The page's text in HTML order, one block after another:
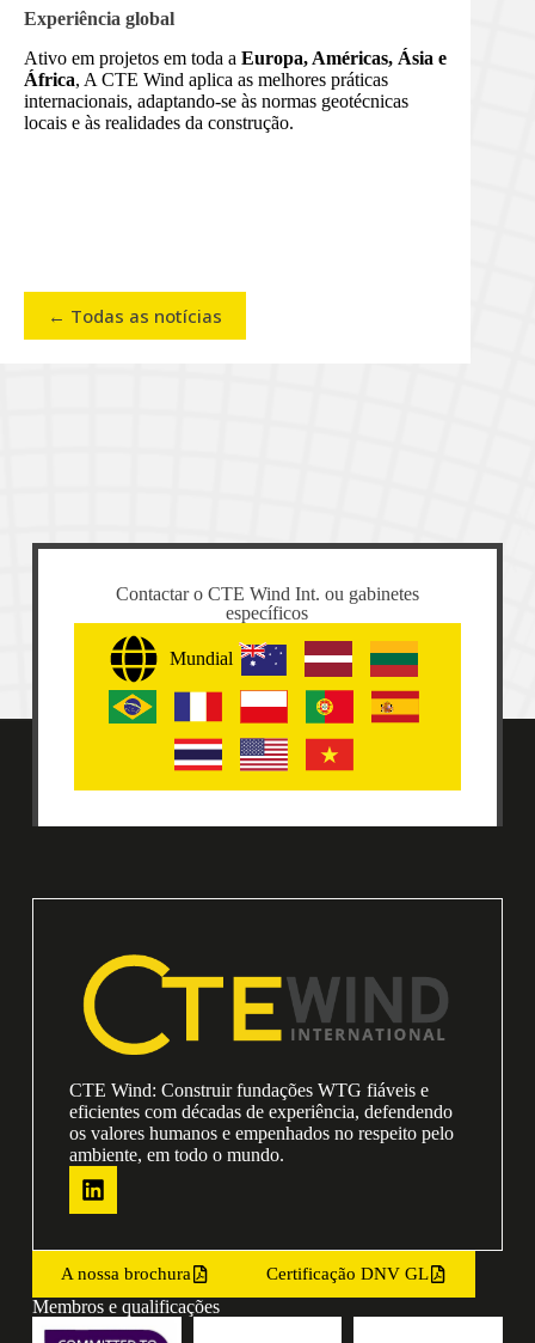
Experiência global
Ativo em projetos em toda a Europa, Américas, Ásia e
África, A CTE Wind aplica as melhores práticas
internacionais, adaptando-se às normas geotécnicas
locais e às realidades da construção.
← Todas as notícias
Contactar o CTE Wind Int. ou gabinetes
específicos
Mundial
CTE Wind: Construir fundações WTG fiáveis e
eficientes com décadas de experiência, defendendo
os valores humanos e empenhados no respeito pelo
ambiente, em todo o mundo.
A nossa brochura Certificação DNV GL
Membros e qualificações